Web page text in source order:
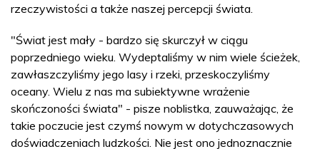
rzeczywistości a także naszej percepcji świata.
"Świat jest mały - bardzo się skurczył w ciągu
poprzedniego wieku. Wydeptaliśmy w nim wiele ścieżek,
zawłaszczyliśmy jego lasy i rzeki, przeskoczyliśmy
oceany. Wielu z nas ma subiektywne wrażenie
skończoności świata" - pisze noblistka, zauważając, że
takie poczucie jest czymś nowym w dotychczasowych
doświadczeniach ludzkości. Nie jest ono jednoznacznie